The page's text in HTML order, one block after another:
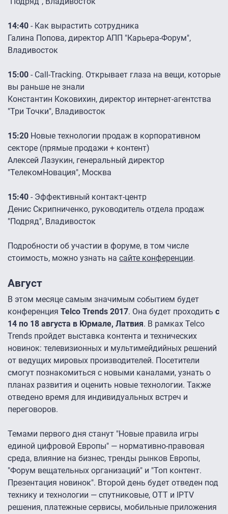
14:40 - Как вырастить сотрудника
Галина Попова, директор АПП "Карьера-Форум",
Владивосток
15:00 - Call-Tracking. Открывает глаза на вещи, которые
вы раньше не знали
Константин Коковихин, директор интернет-агентства
"Три Точки", Владивосток
​15:20 Новые технологии продаж в корпоративном
секторе (прямые продажи + контент)
Алексей Лазукин, генеральный директор
"ТелекомНовация", Москва
15:40 - Эффективный контакт-центр
Денис Скрипниченко, руководитель отдела продаж
"Подряд", Владивосток
Подробности об участии в форуме, в том числе
стоимость, можно узнать на сайте конференции.
Август
В этом месяце самым значимым событием будет
конференция Telco Trends 2017. Она будет проходить с
14 по 18 августа в Юрмале, Латвия. В рамках Telco
Trends пройдет выставка контента и технических
новинок: телевизионных и мультимейдийных решений
от ведущих мировых производителей. Посетители
смогут познакомиться с новыми каналами, узнать о
планах развития и оценить новые технологии. Также
отведено время для индивидуальных встреч и
переговоров.
Темами первого дня станут "Новые правила игры
единой цифровой Европы" — нормативно-правовая
среда, влияние на бизнес, тренды рынков Европы,
"Форум вещательных организаций" и "Топ контент.
Презентация новинок". Второй день будет отведен под
технику и технологии — спутниковые, OTT и IPTV
решения, платежные сервисы, мобильные приложения